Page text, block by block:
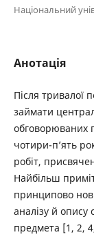
Національний
Анотація
Після тривалої
займати
обговорюваних
чотири-п’ять
робіт,
Найбільш
принципово
аналізу й опису
предмета [1, 2,